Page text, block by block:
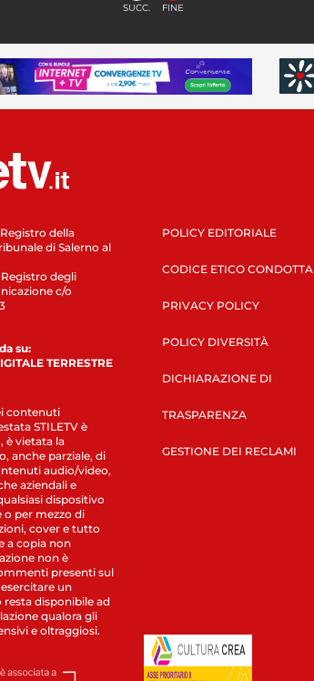
SUCC. FINE
della
di Salerno al
degli
c/o
su:
TERRESTRE
contenuti
STILETV è
è vietata la
anche parziale, di
audio/video,
aziendali e
dispositivo
per mezzo di
cover e tutto
a copia non
non è
presenti sul
un
disponibile ad
qualora gli
e oltraggiosi.
POLICY EDITORIALE
CODICE ETICO CONDOTTA
PRIVACY POLICY
POLICY DIVERSITÀ
DICHIARAZIONE DI
TRASPARENZA
GESTIONE DEI RECLAMI